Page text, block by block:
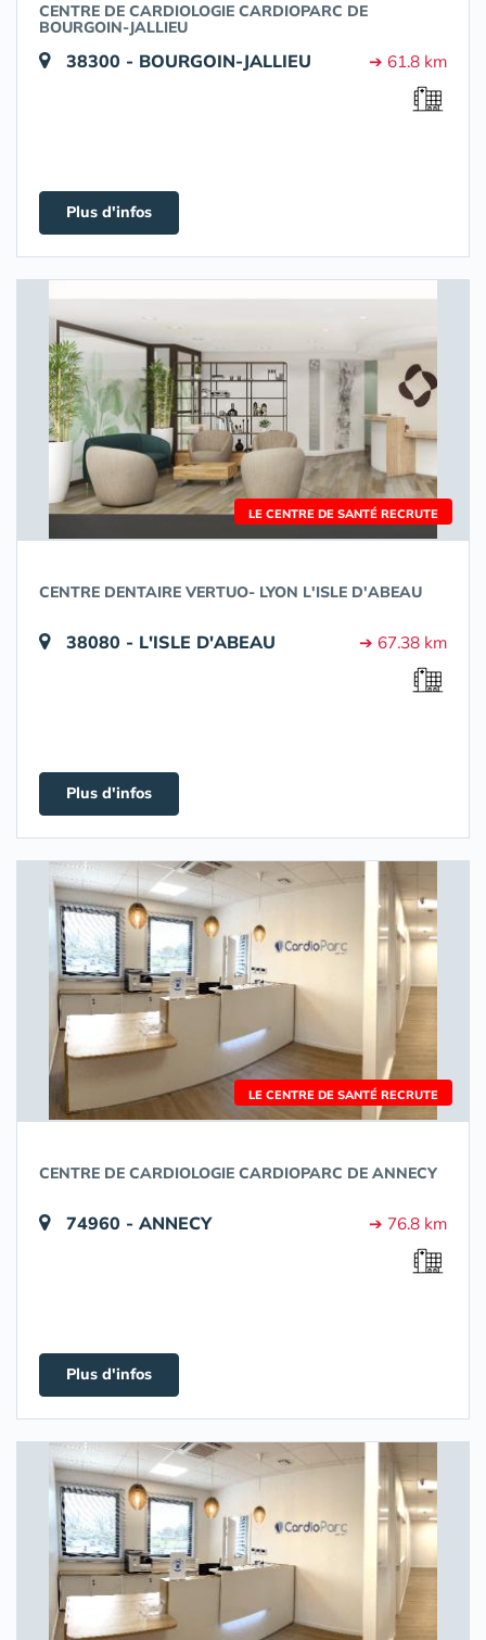
CENTRE DE CARDIOLOGIE CARDIOPARC DE
BOURGOIN-JALLIEU
38300 - BOURGOIN-JALLIEU ➔ 61.8 km
Plus d'infos
LE CENTRE DE SANTÉ RECRUTE
CENTRE DENTAIRE VERTUO- LYON L'ISLE D'ABEAU
38080 - L'ISLE D'ABEAU ➔ 67.38 km
Plus d'infos
LE CENTRE DE SANTÉ RECRUTE
CENTRE DE CARDIOLOGIE CARDIOPARC DE ANNECY
74960 - ANNECY ➔ 76.8 km
Plus d'infos